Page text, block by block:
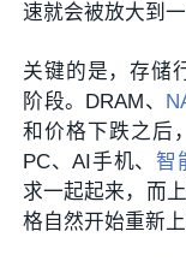
速就会被放大到
关键的是，存储
阶段。DRAM、
和价格下跌之后
PC、AI手机、智
求一起起来，而
格自然开始重新上